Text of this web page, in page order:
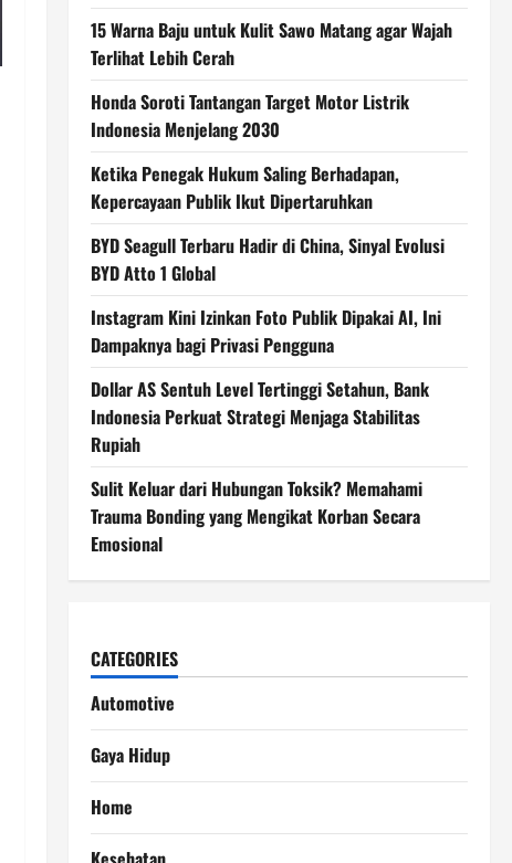
15 Warna Baju untuk Kulit Sawo Matang agar Wajah
Terlihat Lebih Cerah
Honda Soroti Tantangan Target Motor Listrik
Indonesia Menjelang 2030
Ketika Penegak Hukum Saling Berhadapan,
Kepercayaan Publik Ikut Dipertaruhkan
BYD Seagull Terbaru Hadir di China, Sinyal Evolusi
BYD Atto 1 Global
Instagram Kini Izinkan Foto Publik Dipakai AI, Ini
Dampaknya bagi Privasi Pengguna
Dollar AS Sentuh Level Tertinggi Setahun, Bank
Indonesia Perkuat Strategi Menjaga Stabilitas
Rupiah
Sulit Keluar dari Hubungan Toksik? Memahami
Trauma Bonding yang Mengikat Korban Secara
Emosional
CATEGORIES
Automotive
Gaya Hidup
Home